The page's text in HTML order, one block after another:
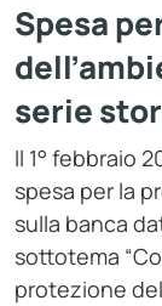
Spesa
serie
Il 1° febbraio
spesa per la
sulla banca
sottotema
protezione